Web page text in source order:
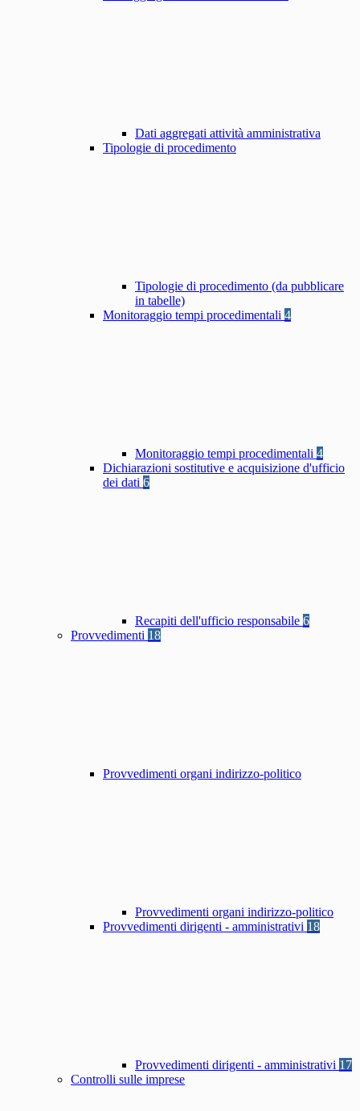
Dati aggregati attività amministrativa
Tipologie di procedimento
Tipologie di procedimento (da pubblicare
in tabelle)
Monitoraggio tempi procedimentali 4
Monitoraggio tempi procedimentali 4
Dichiarazioni sostitutive e acquisizione d'ufficio
dei dati 6
Recapiti dell'ufficio responsabile 6
Provvedimenti 18
Provvedimenti organi indirizzo-politico
Provvedimenti organi indirizzo-politico
Provvedimenti dirigenti - amministrativi 18
Provvedimenti dirigenti - amministrativi 17
Controlli sulle imprese